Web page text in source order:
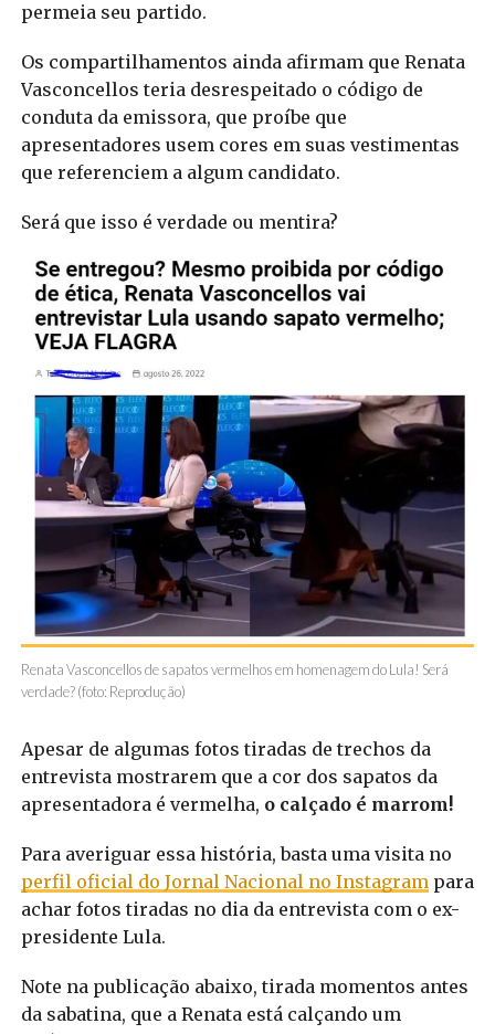
permeia seu partido.
Os compartilhamentos ainda afirmam que Renata
Vasconcellos teria desrespeitado o código de
conduta da emissora, que proíbe que
apresentadores usem cores em suas vestimentas
que referenciem a algum candidato.
Será que isso é verdade ou mentira?
Renata Vasconcellos de sapatos vermelhos em homenagem do Lula! Será
verdade? (foto: Reprodução)
Apesar de algumas fotos tiradas de trechos da
entrevista mostrarem que a cor dos sapatos da
apresentadora é vermelha, o calçado é marrom!
Para averiguar essa história, basta uma visita no
perfil oficial do Jornal Nacional no Instagrampara
achar fotos tiradas no dia da entrevista com o ex-
presidente Lula.
Note na publicação abaixo, tirada momentos antes
da sabatina, que a Renata está calçando um